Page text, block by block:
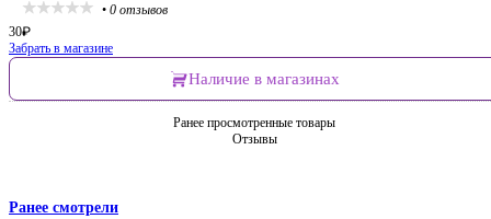
• 0 отзывов
30₽
Забрать в магазине
Наличие в магазинах
Ранее просмотренные товары
Отзывы
Ранее смотрели